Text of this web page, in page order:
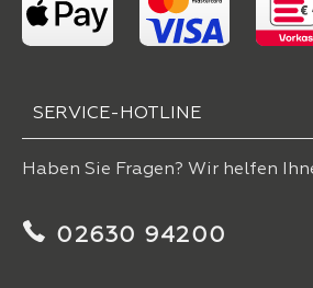
SERVICE-HOTLINE
Haben Sie Fragen? Wir helfen
02630 94200